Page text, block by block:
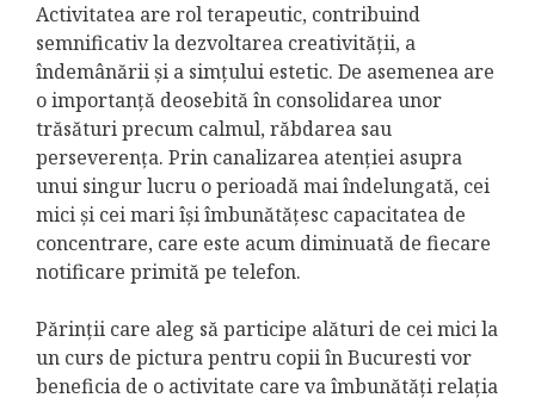
Activitatea are rol terapeutic, contribuind
semnificativ la dezvoltarea creativității, a
îndemânării și a simțului estetic. De asemenea are
o importanță deosebită în consolidarea unor
trăsături precum calmul, răbdarea sau
perseverența. Prin canalizarea atenției asupra
unui singur lucru o perioadă mai îndelungată, cei
mici și cei mari își îmbunătățesc capacitatea de
concentrare, care este acum diminuată de fiecare
notificare primită pe telefon.
Părinții care aleg să participe alături de cei mici la
un curs de pictura pentru copii în Bucuresti vor
beneficia de o activitate care va îmbunătăți relația